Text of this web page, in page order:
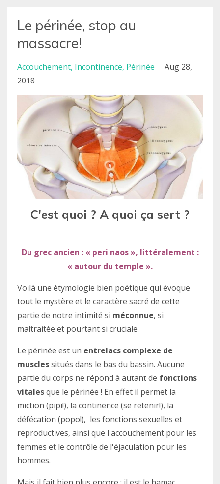
Le périnée, stop au
massacre!
Accouchement Incontinence Périnée
Aug 28,
2018
C'est quoi ? A quoi ça sert ?
Du grec ancien : « peri naos », littéralement :
« autour du temple ».
Voilà une étymologie bien poétique qui évoque
tout le mystère et le caractère sacré de cette
partie de notre intimité si méconnue, si
maltraitée et pourtant si cruciale.
Le périnée est un entrelacs complexe de
musclessitués dans le bas du bassin. Aucune
partie du corps ne répond à autant de fonctions
vitalesque le périnée ! En effet il permet la
miction (pipi!), la continence (se retenir!), la
défécation (popo!), les fonctions sexuelles et
reproductives, ainsi que l'accouchement pour les
femmes et le contrôle de l'éjaculation pour les
hommes.